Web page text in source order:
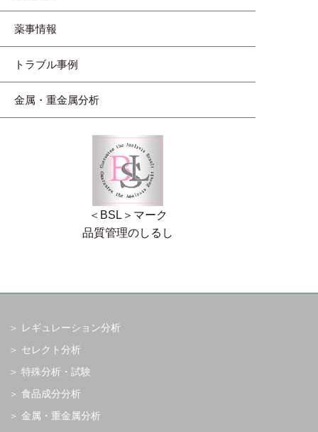
薬事情報
トラブル事例
金属・重金属分析
＜BSL＞マーク
品質管理のしるし
レギュレーション分析
セレクト分析
特殊分析・試験
食品成分分析
金属・重金属分析